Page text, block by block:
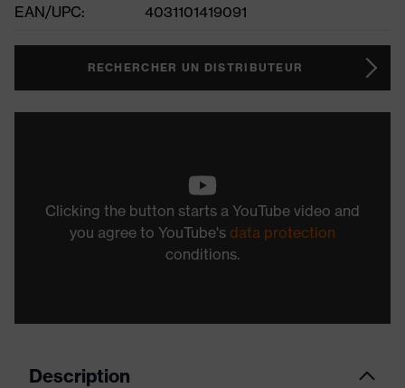
EAN/UPC:
4031101419091
RECHERCHER UN DISTRIBUTEUR
Clicking the button starts a YouTube video and
you agree to YouTube's data protection
conditions.
Description